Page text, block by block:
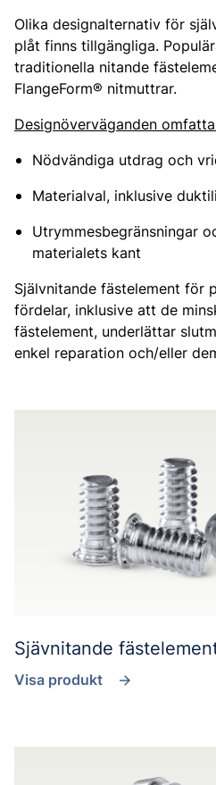
Olika designalternativ för
plåt finns tillgängliga.
traditionella nitande
FlangeForm® nitmuttrar.
Designöverväganden
Nödvändiga utdrag och
Materialval, inklusive
Utrymmesbegränsningar
materialets kant
Självnitande fästelement för
fördelar, inklusive att de
fästelement, underlättar
enkel reparation och/eller
Sjävnitande
Visa produkt